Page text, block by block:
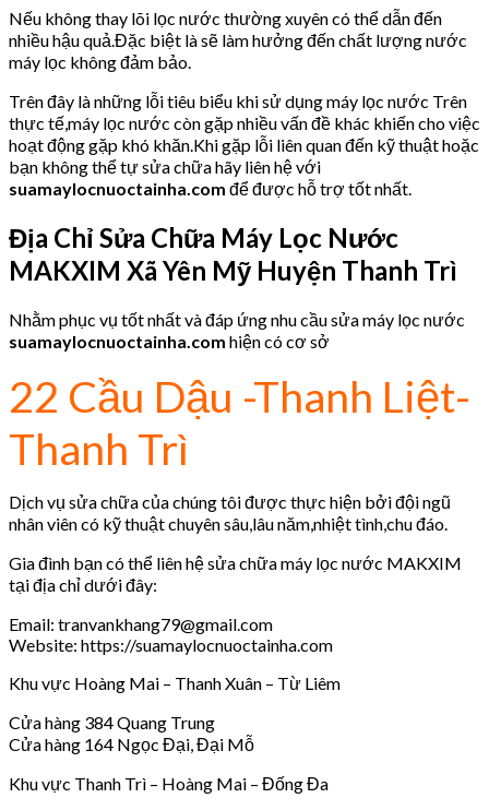
Nếu không thay lõi lọc nước thường xuyên có thể dẫn đến
nhiều hậu quả.Đặc biệt là sẽ làm hưởng đến chất lượng nước
máy lọc không đảm bảo.
Trên đây là những lỗi tiêu biểu khi sử dụng máy lọc nước Trên
thực tế,máy lọc nước còn gặp nhiều vấn đề khác khiến cho việc
hoạt động gặp khó khăn.Khi gặp lỗi liên quan đến kỹ thuật hoặc
bạn không thể tự sửa chữa hãy liên hệ với
suamaylocnuoctainha.com để được hỗ trợ tốt nhất.
Địa Chỉ Sửa Chữa Máy Lọc Nước
MAKXIM Xã Yên Mỹ Huyện Thanh Trì
Nhằm phục vụ tốt nhất và đáp ứng nhu cầu sửa máy lọc nước
suamaylocnuoctainha.com hiện có cơ sở
22 Cầu Dậu -Thanh Liệt-
Thanh Trì
Dịch vụ sửa chữa của chúng tôi được thực hiện bởi đội ngũ
nhân viên có kỹ thuật chuyên sâu,lâu năm,nhiệt tình,chu đáo.
Gia đình bạn có thể liên hệ sửa chữa máy lọc nước MAKXIM
tại địa chỉ dưới đây:
Email: tranvankhang79@gmail.com
Website: https://suamaylocnuoctainha.com
Khu vực Hoàng Mai – Thanh Xuân – Từ Liêm
Cửa hàng 384 Quang Trung
Cửa hàng 164 Ngọc Đại, Đại Mỗ
Khu vực Thanh Trì – Hoàng Mai – Đống Đa